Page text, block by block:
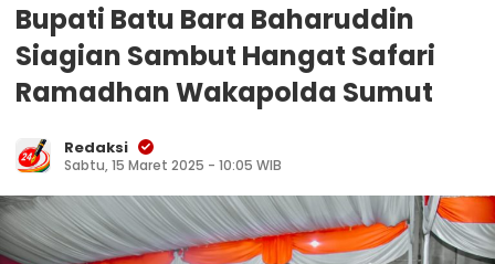
Bupati Batu Bara Baharuddin
Siagian Sambut Hangat Safari
Ramadhan Wakapolda Sumut
Redaksi
Sabtu, 15 Maret 2025 - 10:05 WIB